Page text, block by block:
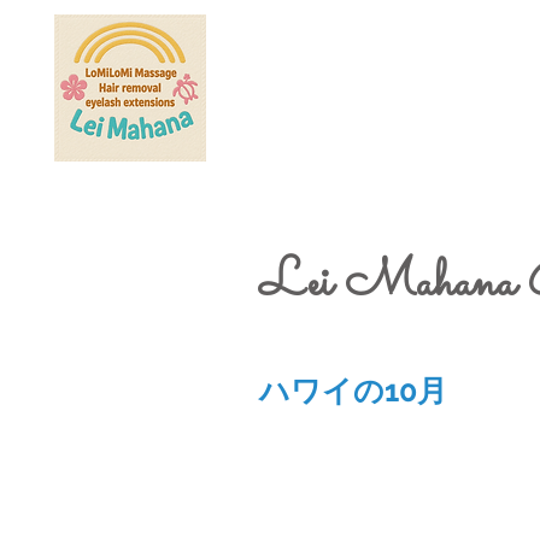
Lei Mahana
ハワイの10月